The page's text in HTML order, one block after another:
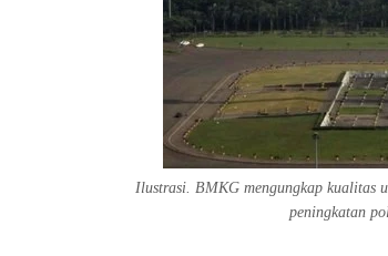
Ilustrasi. BMKG mengungkap kualitas
peningkatan